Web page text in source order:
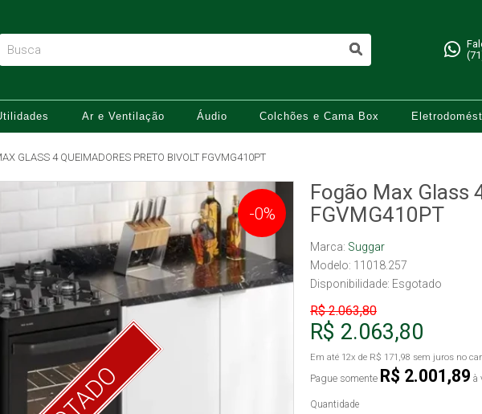
Ar e Ventilação Áudio Colchões e Cama Box
GLASS 4 QUEIMADORES PRETO BIVOLT FGVMG410PT
-0%
Fogão Max Glass
FGVMG410PT
Marca: Suggar
Modelo: 11018.257
Disponibilidade: Esgotado
R$ 2.063,80
R$ 2.063,80
Em até 12x de R$ 171,98 sem juros no
Pague somente R$ 2.001,89 à
Quantidade